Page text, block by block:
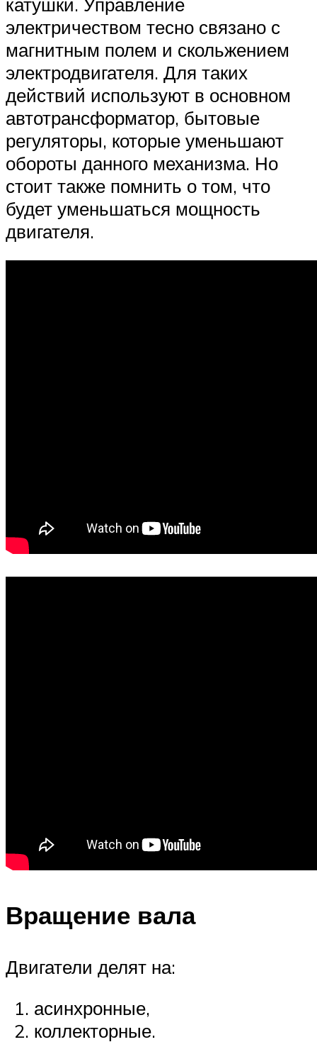
электричеством тесно связано с
магнитным полем и скольжением
электродвигателя. Для таких
действий используют в основном
автотрансформатор, бытовые
регуляторы, которые уменьшают
обороты данного механизма. Но
стоит также помнить о том, что
будет уменьшаться мощность
двигателя.
Вращение вала
Двигатели делят на:
асинхронные,
коллекторные.